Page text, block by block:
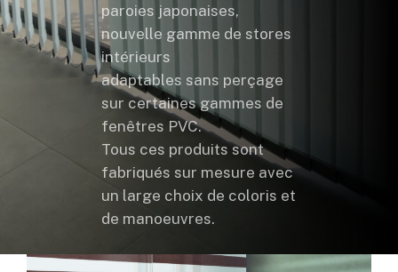
paroies japonaises,
nouvelle gamme de stores
intérieurs
adaptables sans perçage
sur certaines gammes de
fenêtres PVC.
Tous ces produits sont
fabriqués sur mesure avec
un large choix de coloris et
de manoeuvres.